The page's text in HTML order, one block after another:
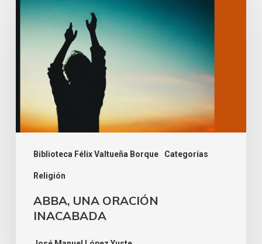
Biblioteca Félix Valtueña Borque Categorías
Religión
ABBA, UNA ORACIÓN
INACABADA